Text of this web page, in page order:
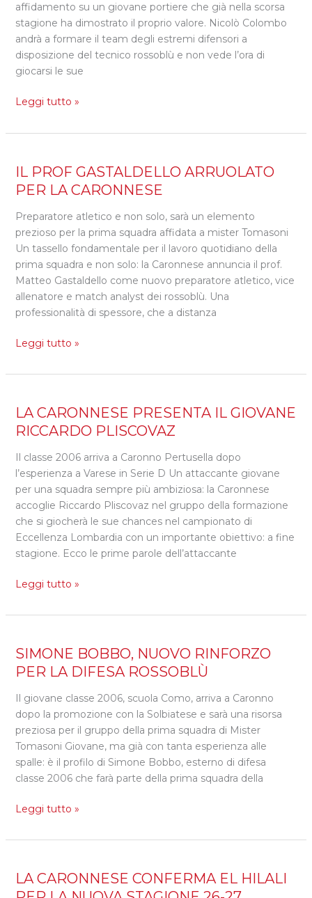
affidamento su un giovane portiere che già nella scorsa
stagione ha dimostrato il proprio valore. Nicolò Colombo
andrà a formare il team degli estremi difensori a
disposizione del tecnico rossoblù e non vede l’ora di
giocarsi le sue
NICOLÒ
COLOMBO
Leggi tutto »
IL PROF GASTALDELLO ARRUOLATO
PER LA CARONNESE
Preparatore atletico e non solo, sarà un elemento
prezioso per la prima squadra affidata a mister Tomasoni
Un tassello fondamentale per il lavoro quotidiano della
prima squadra e non solo: la Caronnese annuncia il prof.
Matteo Gastaldello come nuovo preparatore atletico, vice
allenatore e match analyst dei rossoblù. Una
professionalità di spessore, che a distanza
IL
PROF
ARRUOLATO
PER
LA
CARONNESE
Leggi tutto »
LA CARONNESE PRESENTA IL GIOVANE
RICCARDO PLISCOVAZ
Il classe 2006 arriva a Caronno Pertusella dopo
l’esperienza a Varese in Serie D Un attaccante giovane
per una squadra sempre più ambiziosa: la Caronnese
accoglie Riccardo Pliscovaz nel gruppo della formazione
che si giocherà le sue chances nel campionato di
Eccellenza Lombardia con un importante obiettivo: a fine
stagione. Ecco le prime parole dell’attaccante
LA
CARONNESE
IL
GIOVANE
RICCARDO
PLISCOVAZ
Leggi tutto »
SIMONE BOBBO, NUOVO RINFORZO
PER LA DIFESA ROSSOBLÙ
Il giovane classe 2006, scuola Como, arriva a Caronno
dopo la promozione con la Solbiatese e sarà una risorsa
preziosa per il gruppo della prima squadra di Mister
Tomasoni Giovane, ma già con tanta esperienza alle
spalle: è il profilo di Simone Bobbo, esterno di difesa
classe 2006 che farà parte della prima squadra della
SIMONE
BOBBO,
RINFORZO
PER
LA
DIFESA
ROSSOBLÙ
Leggi tutto »
LA CARONNESE CONFERMA EL HILALI
LA
CARONNESE